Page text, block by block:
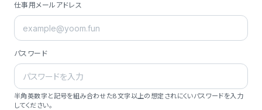
仕事用メールアドレス
パスワード
半角英数字と記号を組み合わせた8文字以上の想定されにくいパスワードを入力
してください。